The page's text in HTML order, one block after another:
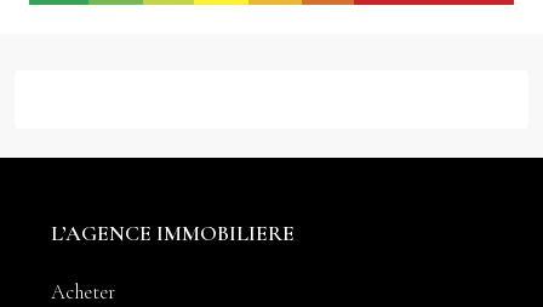
L’AGENCE IMMOBILIERE
Acheter